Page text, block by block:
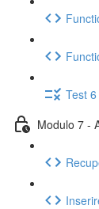
Test 6
Modulo 7 -